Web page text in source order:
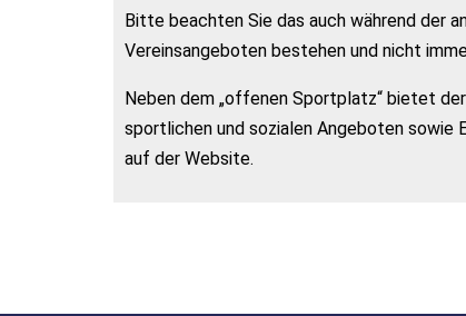
Bitte beachten Sie das auch während der
Vereinsangeboten bestehen und nicht
Neben dem „offenen Sportplatz“ bietet
sportlichen und sozialen Angeboten sowie
auf der Website.